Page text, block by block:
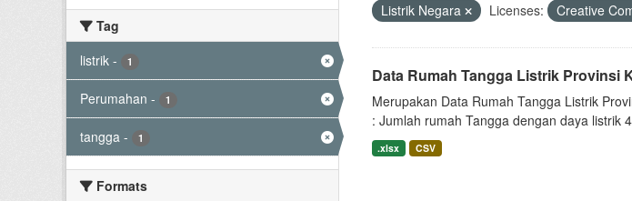
Tag
listrik - 1
Perumahan - 1
tangga - 1
Formats
Listrik Negara
Licenses: Creative
Data Rumah Tangga Listrik Provinsi
Merupakan Data Rumah Tangga Listrik
: Jumlah rumah Tangga dengan daya listrik
.xlsx CSV